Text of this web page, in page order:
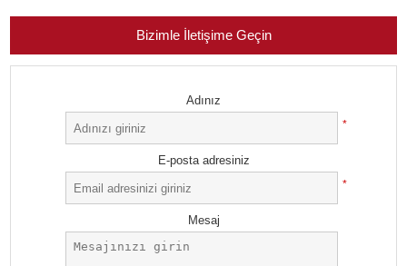
Bizimle İletişime Geçin
Adınız
*
E-posta adresiniz
*
Mesaj